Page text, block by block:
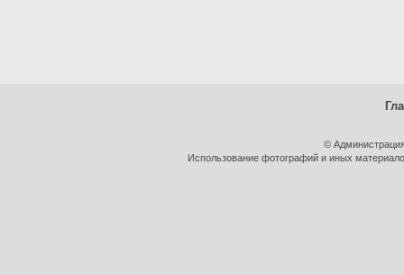
©
Использование фотографий и иных